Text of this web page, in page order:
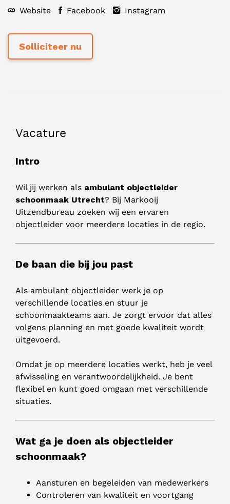
Website Facebook Instagram
Vacature
Intro
Wil jij werken als ambulant objectleider
schoonmaak Utrecht? Bij Markooij
Uitzendbureau zoeken wij een ervaren
objectleider voor meerdere locaties in de regio.
De baan die bij jou past
Als ambulant objectleider werk je op
verschillende locaties en stuur je
schoonmaakteams aan. Je zorgt ervoor dat alles
volgens planning en met goede kwaliteit wordt
uitgevoerd.
Omdat je op meerdere locaties werkt, heb je veel
afwisseling en verantwoordelijkheid. Je bent
flexibel en kunt goed omgaan met verschillende
situaties.
Wat ga je doen als objectleider
schoonmaak?
Aansturen en begeleiden van medewerkers
Controleren van kwaliteit en voortgang